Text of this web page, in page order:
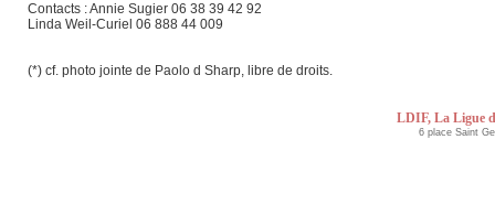
Contacts : Annie Sugier 06 38 39 42 92
Linda Weil-Curiel 06 888 44 009
(*) cf. photo jointe de Paolo d Sharp, libre de droits.
LDIF, La Ligue
6 place Saint